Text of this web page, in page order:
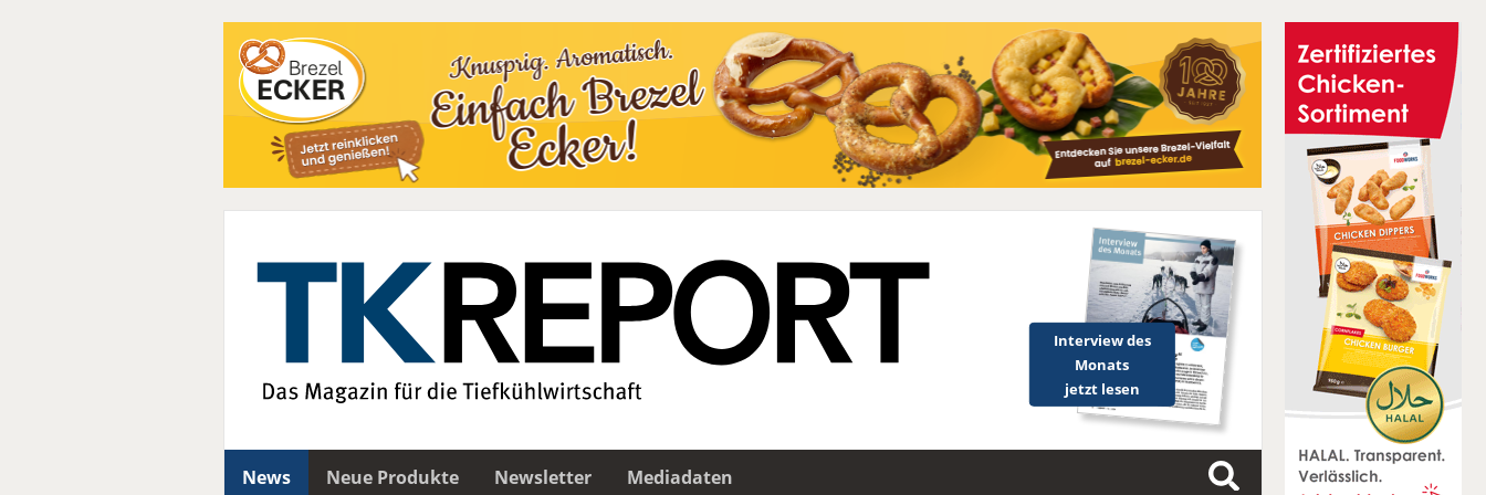
Interview des
Monats
jetzt lesen
News Neue Produkte Newsletter
Mediadaten